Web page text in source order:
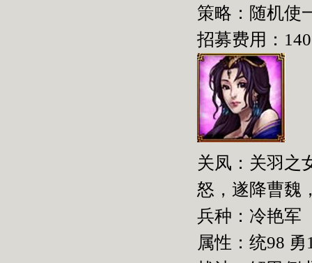
策略：随机使
招募费用：
关凤：关羽之
怒，遂降曹魏
兵种：冷艳军
属性：统98 勇